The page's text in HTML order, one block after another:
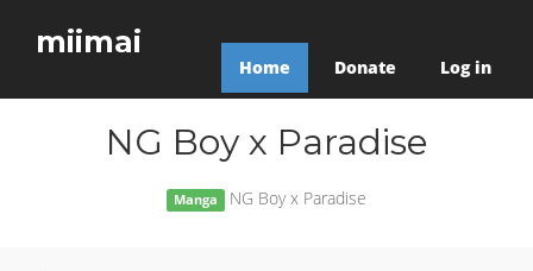
miimai
Home Donate Log in
NG Boy x Paradise
Manga NG Boy x Paradise